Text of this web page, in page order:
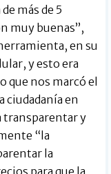
más de 5
muy buenas”,
en su
y esto era
que nos marcó el
ciudadanía en
transparentar y
“la
la